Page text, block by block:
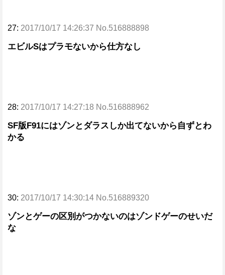
27: 2017/10/17 14:26:37 No.516888898
エビルSはプラモないから仕方なし
28: 2017/10/17 14:27:18 No.516888962
SF版F91にはゾンとダラスしか出てないから自ずとわ
かる
30: 2017/10/17 14:30:14 No.516889320
ゾンとゲーの区別がつかないのはゾンドゲーのせいだ
な